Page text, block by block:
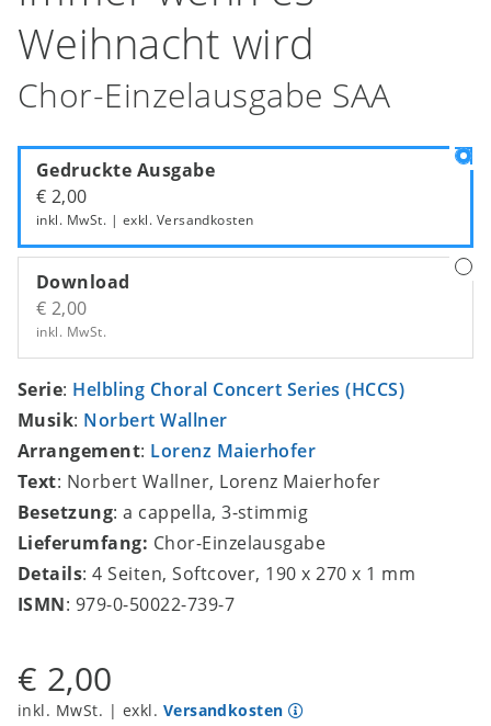
Weihnacht wird
Chor-Einzelausgabe SAA
Gedruckte Ausgabe
€ 2,00
inkl. MwSt. | exkl. Versandkosten
Download
€ 2,00
inkl. MwSt.
Serie: Helbling Choral Concert Series (HCCS)
Musik: Norbert Wallner
Arrangement: Lorenz Maierhofer
Text: Norbert Wallner, Lorenz Maierhofer
Besetzung: a cappella, 3-stimmig
Lieferumfang: Chor-Einzelausgabe
Details: 4 Seiten, Softcover, 190 x 270 x 1 mm
ISMN: 979-0-50022-739-7
€ 2,00
inkl. MwSt. | exkl. Versandkosten